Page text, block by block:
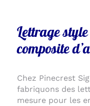
Lettrage
composite
Chez Pinecrest
fabriquons des
mesure pour les